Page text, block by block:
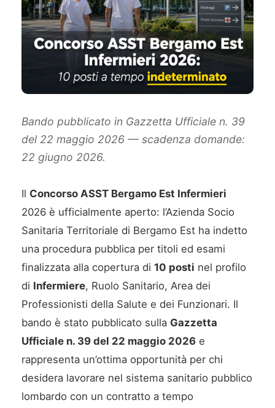
Bando pubblicato in Gazzetta Ufficiale n. 39
del 22 maggio 2026 — scadenza domande:
22 giugno 2026.
Il Concorso ASST Bergamo Est Infermieri
2026 è ufficialmente aperto: l’Azienda Socio
Sanitaria Territoriale di Bergamo Est ha indetto
una procedura pubblica per titoli ed esami
finalizzata alla copertura di 10 posti nel profilo
di Infermiere, Ruolo Sanitario, Area dei
Professionisti della Salute e dei Funzionari. Il
bando è stato pubblicato sulla Gazzetta
Ufficiale n. 39 del 22 maggio 2026 e
rappresenta un’ottima opportunità per chi
desidera lavorare nel sistema sanitario pubblico
lombardo con un contratto a tempo